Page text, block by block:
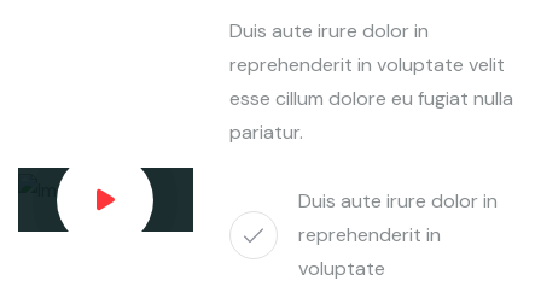
Duis aute irure dolor in
reprehenderit in voluptate velit
esse cillum dolore eu fugiat nulla
pariatur.
Duis aute irure dolor in
reprehenderit in
voluptate